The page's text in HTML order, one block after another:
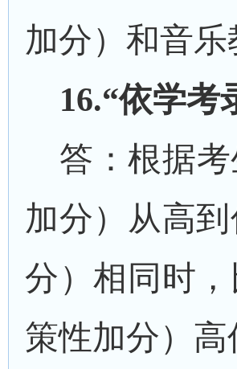
加分）和音乐
16.“依学考
答：根据
加分）从高
分）相同时
策性加分）